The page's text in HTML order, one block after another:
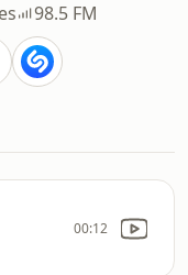
98.5 FM
00:12